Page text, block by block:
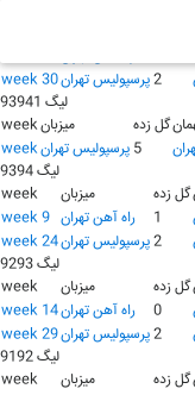
week 30پرسپولیس تهران2
لیگ 93941
weekمیزبان گل زده
weekپرسپولیس تهران 5
لیگ 9394
week
میزبان گل زده
week 9 راه آهن تهران 1
week 24پرسپولیس تهران2
لیگ 9293
week
میزبان گل زده
week 14راه آهن تهران 0
week 29پرسپولیس تهران2
لیگ 9192
week
میزبان گل زده